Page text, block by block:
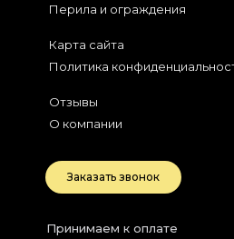
Перила и ограждения
Карта сайта
Политика
Отзывы
О компании
Заказать звонок
Принимаем к оплате